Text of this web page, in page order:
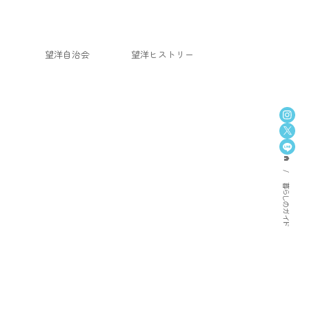
望洋自治会 望洋ヒストリー
home
暮らしのガイド